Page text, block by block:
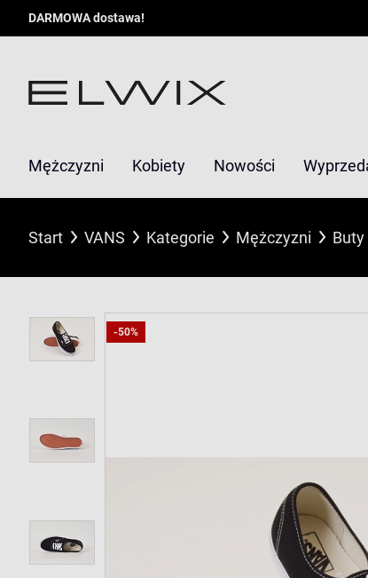
DARMOWA dostawa!
Mężczyzni Kobiety Nowości
Start VANS Kategorie Mężczyzni
-50%